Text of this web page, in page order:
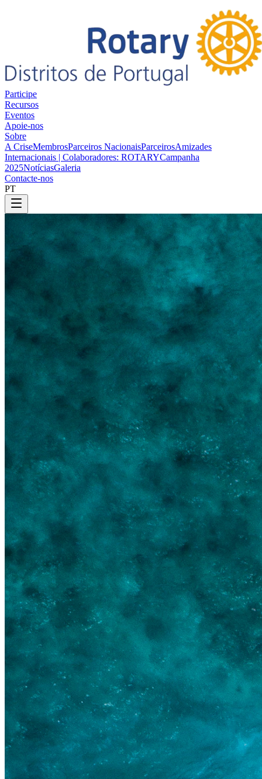
Participe
Recursos
Eventos
Apoie-nos
Sobre
A CriseMembrosParceiros NacionaisParceirosAmizades
Internacionais | Colaboradores: ROTARYCampanha
2025NotíciasGaleria
Contacte-nos
PT